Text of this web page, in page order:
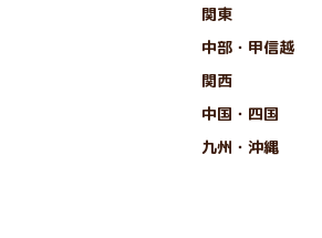
関東
中部・甲信越
関西
中国・四国
九州・沖縄